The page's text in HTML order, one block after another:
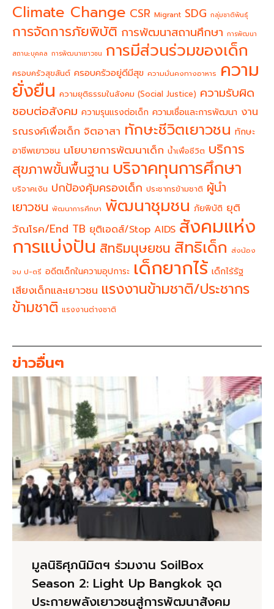
Climate Change CSR Migrant SDG กลุ่มชาติพันธุ์
การจัดการภัยพิบัติ การพัฒนาสถานศึกษา การพัฒนา
สถานะบุคคล การพัฒนาเยาวชน การมีส่วนร่วมของเด็ก
ครอบครัวสุขสันต์ ครอบครัวอยู่ดีมีสุข ความมั่นคงทางอาหาร ความ
ยั่งยืน ความยุติธรรมในสังคม (Social Justice) ความรับผิด
ชอบต่อสังคม ความรุนแรงต่อเด็ก ความเชื่อและการพัฒนา งาน
รณรงค์เพื่อเด็ก จิตอาสา ทักษะชีวิตเยาวชน ทักษะ
อาชีพเยาวชน นโยบายการพัฒนาเด็ก น้ำเพื่อชีวิต บริการ
สุขภาพขั้นพื้นฐาน บริจาคทุนการศึกษา
บริจาคเงิน ปกป้องคุ้มครองเด็ก ประชากรข้ามชาติ ผู้นำ
เยาวชน พัฒนาการศึกษา พัฒนาชุมชน ภัยพิบัติ ยุติ
วัณโรค/End TB ยุติเอดส์/Stop AIDS สังคมแห่ง
การแบ่งปัน สิทธิมนุษยชน สิทธิเด็ก ส่งน้อง
จบ ป-ตรี อดีตเด็กในความอุปการะ เด็กยากไร้ เด็กไร้รัฐ
เสียงเด็กและเยาวชน แรงงานข้ามชาติ/ประชากร
ข้ามชาติ แรงงานต่างชาติ
ข่าวอื่นๆ
มูลนิธิศุภนิมิตฯ ร่วมงาน SoilBox
Season 2: Light Up Bangkok จุด
ประกายพลังเยาวชนสู่การพัฒนาสังคม